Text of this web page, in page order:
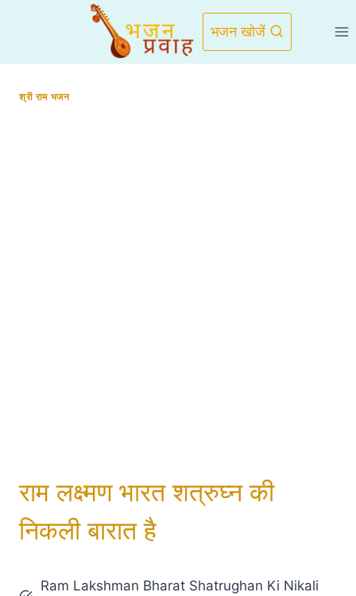
भजन खोजें
श्री राम भजन
राम लक्ष्मण भारत शत्रुघ्न की
निकली बारात है
Ram Lakshman Bharat Shatrughan Ki Nikali